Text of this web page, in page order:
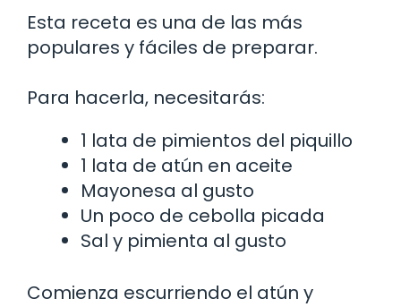
Esta receta es una de las más
populares y fáciles de preparar.
Para hacerla, necesitarás:
1 lata de pimientos del piquillo
1 lata de atún en aceite
Mayonesa al gusto
Un poco de cebolla picada
Sal y pimienta al gusto
Comienza escurriendo el atún y